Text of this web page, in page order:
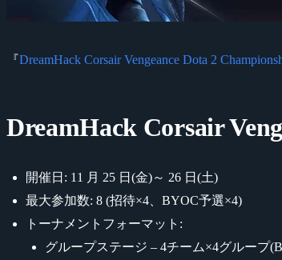
『DreamHack Corsair Vengeance Dota 2
DreamHack Corsair
開催日: 11 月 25 日(金)～ 26 日(土)
最大参加数: 8 (招待×4、BYOC予選×4)
トーナメントフォーマット:
グループステージ – 4チーム×4グループ